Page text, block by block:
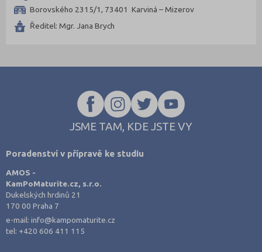
Borovského 2315/1, 73401 Karviná – Mizerov
Ředitel: Mgr. Jana Brych
JSME TAM, KDE JSTE VY
Poradenství v přípravě ke studiu
AMOS -
KamPoMaturite.cz, s.r.o.
Dukelských hrdinů 21
170 00 Praha 7
e-mail:info@kampomaturite.cz
tel: +420 606 411 115